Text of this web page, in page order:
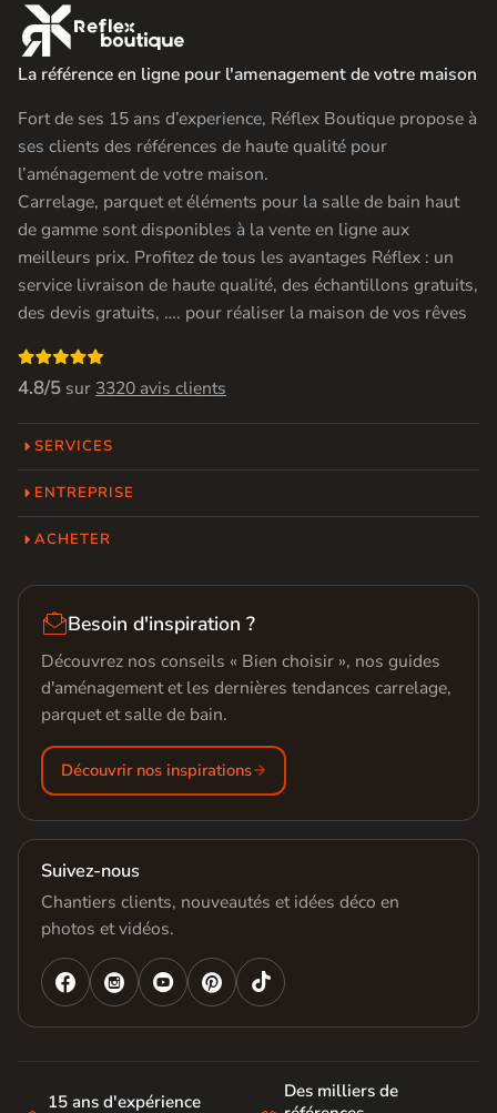

La référence en ligne pour l'amenagement de votre maison
Fort de ses 15 ans d’experience, Réflex Boutique propose à
ses clients des références de haute qualité pour
l’aménagement de votre maison.
Carrelage, parquet et éléments pour la salle de bain haut
de gamme sont disponibles à la vente en ligne aux
meilleurs prix. Profitez de tous les avantages Réflex : un
service livraison de haute qualité, des échantillons gratuits,
des devis gratuits, …. pour réaliser la maison de vos rêves

4.8/5 sur 3320 avis clients
SERVICES
ENTREPRISE
ACHETER
Besoin d'inspiration ?
Découvrez nos conseils « Bien choisir », nos guides
d'aménagement et les dernières tendances carrelage,
parquet et salle de bain.
Découvrir nos inspirations
Suivez-nous
Chantiers clients, nouveautés et idées déco en
photos et vidéos.
   
15 ans d'expérience
Des milliers de